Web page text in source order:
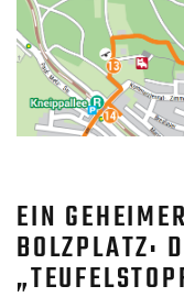
EIN
BOLZPLATZ: